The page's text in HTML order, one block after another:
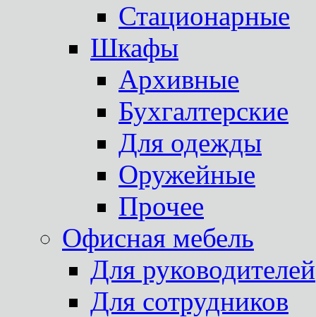
Стационарные
Шкафы
Архивные
Бухгалтерские
Для одежды
Оружейные
Прочее
Офисная мебель
Для руководителей
Для сотрудников